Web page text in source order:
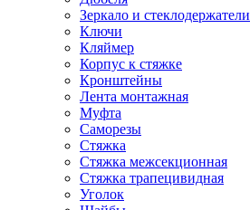
Зеркало и стеклодержатели
Ключи
Кляймер
Корпус к стяжке
Кронштейны
Лента монтажная
Муфта
Саморезы
Стяжка
Стяжка межсекционная
Стяжка трапецивидная
Уголок